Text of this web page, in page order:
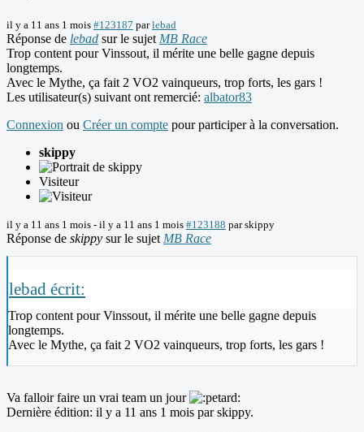
il y a 11 ans 1 mois #123187 parlebad
Réponse de lebad sur le sujet MB Race
Trop content pour Vinssout, il mérite une belle gagne depuis
longtemps.
Avec le Mythe, ça fait 2 VO2 vainqueurs, trop forts, les gars !
Les utilisateur(s) suivant ont remercié: albator83
Connexion ou Créer un compte pour participer à la conversation.
skippy
Visiteur
il y a 11 ans 1 mois - il y a 11 ans 1 mois #123188 parskippy
Réponse de skippy sur le sujet MB Race
lebad écrit:
Trop content pour Vinssout, il mérite une belle gagne depuis
longtemps.
Avec le Mythe, ça fait 2 VO2 vainqueurs, trop forts, les gars !
Va falloir faire un vrai team un jour
Dernière édition: il y a 11 ans 1 mois parskippy.